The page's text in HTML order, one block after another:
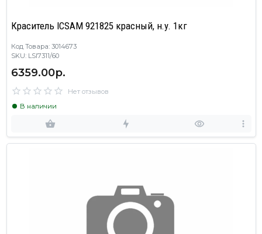
Краситель ICSAM 921825 красный, н.у. 1кг
Код Товара: 3014673
SKU: LSI7311/60
6359.00р.
Нет отзывов
В наличии